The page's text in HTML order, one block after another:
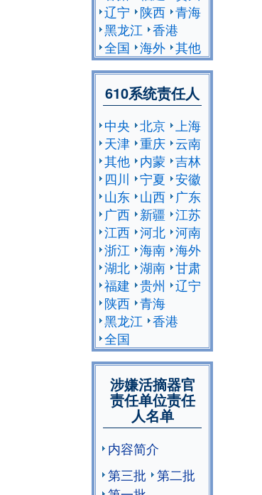
辽宁
陕西 青海
黑龙江 香港
全国 海外 其他
610系统责任人
中央 北京
上海
天津 重庆 云南
其他 内蒙 吉林
四川
宁夏 安徽
山东 山西
广东
广西 新疆 江苏
江西 河北 河南
浙江 海南 海外
湖北 湖南 甘肃
福建 贵州
辽宁
陕西 青海
黑龙江 香港
全国
涉嫌活摘器官
责任单位责任
人名单
内容简介
第三批
第二批